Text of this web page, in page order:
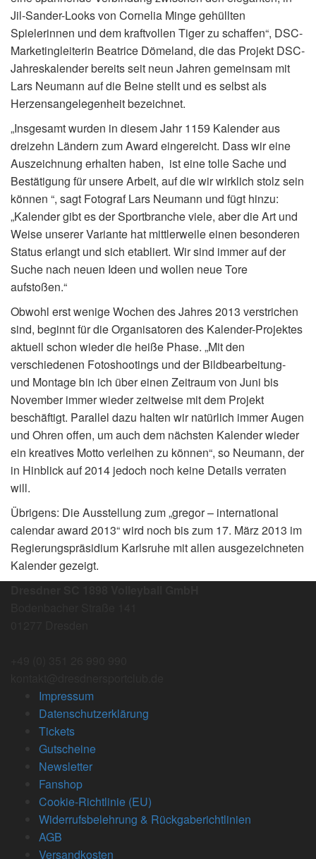
Jil-Sander-Looks von Cornelia Minge gehüllten
Spielerinnen und dem kraftvollen Tiger zu schaffen“, DSC-
Marketingleiterin Beatrice Dömeland, die das Projekt DSC-
Jahreskalender bereits seit neun Jahren gemeinsam mit
Lars Neumann auf die Beine stellt und es selbst als
Herzensangelegenheit bezeichnet.
„Insgesamt wurden in diesem Jahr 1159 Kalender aus
dreizehn Ländern zum Award eingereicht. Dass wir eine
Auszeichnung erhalten haben, ist eine tolle Sache und
Bestätigung für unsere Arbeit, auf die wir wirklich stolz sein
können “, sagt Fotograf Lars Neumann und fügt hinzu:
„Kalender gibt es der Sportbranche viele, aber die Art und
Weise unserer Variante hat mittlerweile einen besonderen
Status erlangt und sich etabliert. Wir sind immer auf der
Suche nach neuen Ideen und wollen neue Tore
aufstoßen.“
Obwohl erst wenige Wochen des Jahres 2013 verstrichen
sind, beginnt für die Organisatoren des Kalender-Projektes
aktuell schon wieder die heiße Phase. „Mit den
verschiedenen Fotoshootings und der Bildbearbeitung-
und Montage bin ich über einen Zeitraum von Juni bis
November immer wieder zeitweise mit dem Projekt
beschäftigt. Parallel dazu halten wir natürlich immer Augen
und Ohren offen, um auch dem nächsten Kalender wieder
ein kreatives Motto verleihen zu können“, so Neumann, der
in Hinblick auf 2014 jedoch noch keine Details verraten
will.
Übrigens: Die Ausstellung zum „gregor – international
calendar award 2013“ wird noch bis zum 17. März 2013 im
Regierungspräsidium Karlsruhe mit allen ausgezeichneten
Kalender gezeigt.
Impressum
Datenschutzerklärung
Tickets
Gutscheine
Newsletter
Fanshop
Cookie-Richtlinie (EU)
Widerrufsbelehrung & Rückgaberichtlinien
AGB
Versandkosten